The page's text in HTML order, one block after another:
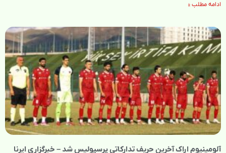
ادامه مطلب »
آلومینیوم اراک آخرین حریف تدارکاتی پرسپولیس شد – خبرگزاری ایرنا